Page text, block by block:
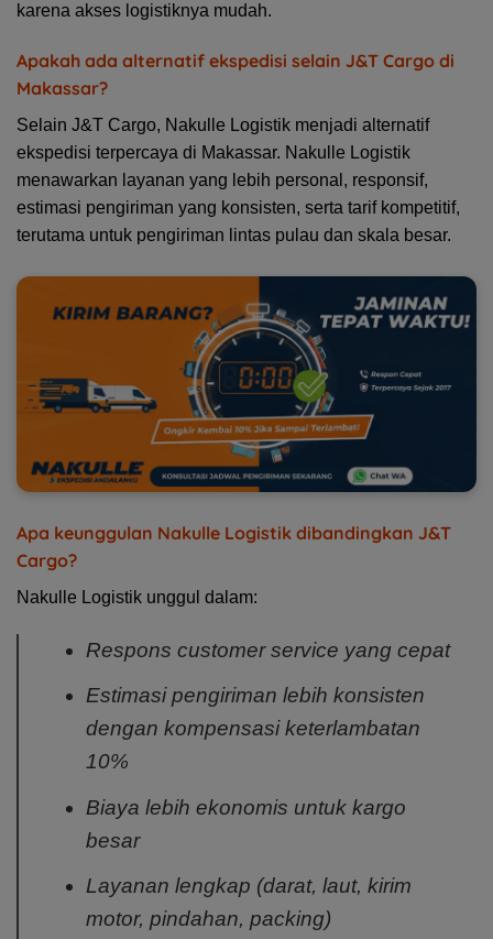
karena akses logistiknya mudah.
Apakah ada alternatif ekspedisi selain J&T Cargo di
Makassar?
Selain J&T Cargo, Nakulle Logistik menjadi alternatif
ekspedisi terpercaya di Makassar. Nakulle Logistik
menawarkan layanan yang lebih personal, responsif,
estimasi pengiriman yang konsisten, serta tarif kompetitif,
terutama untuk pengiriman lintas pulau dan skala besar.
Apa keunggulan Nakulle Logistik dibandingkan J&T
Cargo?
Nakulle Logistik unggul dalam:
Respons customer service yang cepat
Estimasi pengiriman lebih konsisten
dengan kompensasi keterlambatan
10%
Biaya lebih ekonomis untuk kargo
besar
Layanan lengkap (darat, laut, kirim
motor, pindahan, packing)